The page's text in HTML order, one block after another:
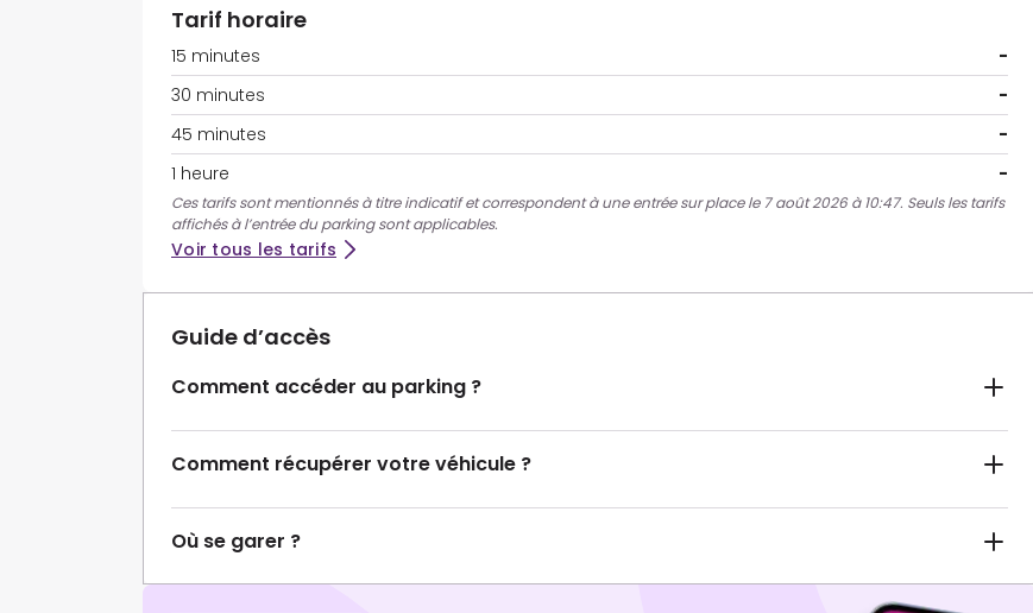
Tarif horaire
15 minutes
-
30 minutes
-
45 minutes
-
1 heure
-
Ces tarifs sont mentionnés à titre indicatif et correspondent à une entrée sur place le 7 août 2026 à 10:47. Seuls les tarifs
affichés à l’entrée du parking sont applicables.
Voir tous les tarifs
Guide d’accès
Comment accéder au parking ?
Comment récupérer votre véhicule ?
Où se garer ?